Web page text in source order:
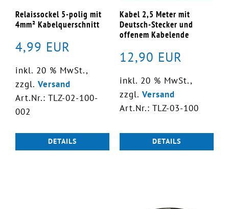
Relaissockel 5-polig mit
4mm² Kabelquerschnitt
4,99 EUR
inkl. 20 % MwSt.,
zzgl.Versand
Art.Nr.: TLZ-02-100-
002
DETAILS
Kabel 2,5 Meter mit
Deutsch-Stecker und
offenem Kabelende
12,90 EUR
inkl. 20 % MwSt.,
zzgl. Versand
Art.Nr.: TLZ-03-100
DETAILS